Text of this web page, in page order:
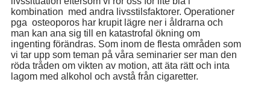
kombination med andra livsstilsfaktorer. Operationer
pga osteoporos har krupit lägre ner i åldrarna och
man kan ana sig till en katastrofal ökning om
ingenting förändras. Som inom de flesta områden som
vi tar upp som teman på våra seminarier ser man den
röda tråden om vikten av motion, att äta rätt och inta
lagom med alkohol och avstå från cigaretter.